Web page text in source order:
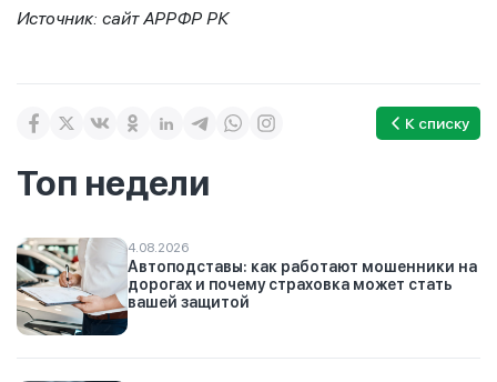
Источник: сайт АРРФР РК
К списку
Топ недели
4.08.2026
Автоподставы: как работают мошенники на
дорогах и почему страховка может стать
вашей защитой